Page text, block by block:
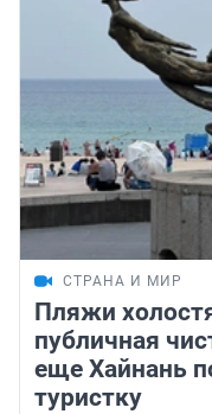
СТРАНА И МИР
Пляжи
публичная
еще Хайнань
туристку